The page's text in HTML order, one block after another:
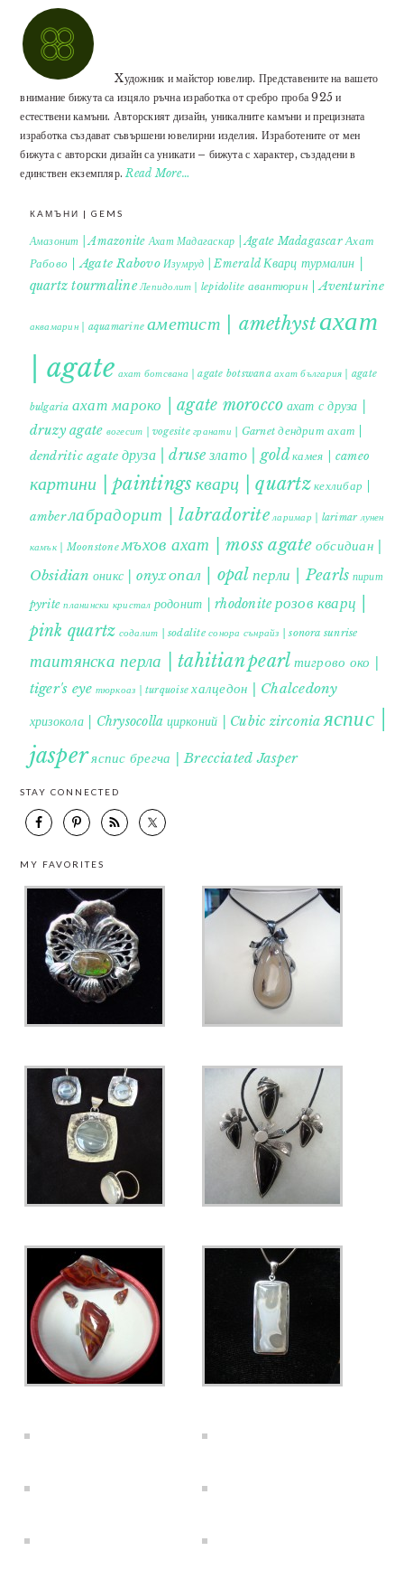
Xудожник и майстор ювелир. Представените на вашето
внимание бижута са изцяло ръчна изработка от сребро проба 925 и
естествени камъни. Авторският дизайн, уникалните камъни и прецизната
изработка създават съвършени ювелирни изделия. Изработените от мен
бижута с авторски дизайн са уникати – бижута с характер, създадени в
единствен екземпляр.Read More…
КАМЪНИ | GEMS
Амазонит | Amazonite Ахат Мадагаскар | Agate Madagascar Ахат
Рабово | Agate Rabovo Изумруд | Emerald Кварц турмалин |
quartz tourmaline Лепидолит | lepidolite авантюрин | Aventurine
аквамарин | aquamarine аметист | amethystахат
| agate ахат ботсвана | agate botswana ахат българия | agate
bulgaria ахат мароко | agate morocco ахат с друза |
druzy agate вогесит | vogesite гранати | Garnet дендрит ахат |
dendritic agate друза | druse злато | gold камея | cameo
картини | paintings кварц | quartzкехлибар |
amberлабрадорит | labradorite ларимар | larimar лунен
камък | Moonstone мъхов ахат | moss agate обсидиан |
Obsidian оникс | onyxопал | opal перли | Pearls пирит |
pyrite планински кристал родонит | rhodonite розов кварц |
pink quartz содалит | sodalite сонора сънрайз | sonora sunrise
таитянска перла | tahitian pearl тигрово око |
tiger's eye тюркоаз | turquoise халцедон | Chalcedony
хризокола | Chrysocolla цирконий | Cubic zirconia яспис |
jasperяспис брегча | Brecciated Jasper
STAY CONNECTED
MY FAVORITES